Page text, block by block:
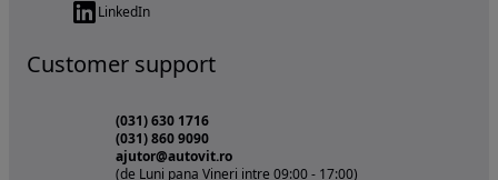
LinkedIn
Customer support
(031) 630 1716
(031) 860 9090
ajutor@autovit.ro
(de Luni pana Vineri intre 09:00 - 17:00)